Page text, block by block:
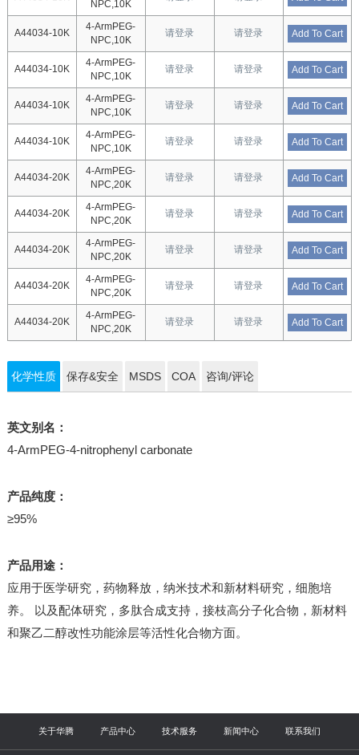
NPC,10K
A44034-10K
4-ArmPEG-
NPC,10K
请登录 请登录 Add To Cart
A44034-10K
4-ArmPEG-
NPC,10K
请登录 请登录 Add To Cart
A44034-10K
4-ArmPEG-
NPC,10K
请登录 请登录 Add To Cart
A44034-10K
4-ArmPEG-
NPC,10K
请登录 请登录 Add To Cart
A44034-20K
4-ArmPEG-
NPC,20K
请登录 请登录 Add To Cart
A44034-20K
4-ArmPEG-
NPC,20K
请登录 请登录 Add To Cart
A44034-20K
4-ArmPEG-
NPC,20K
请登录 请登录 Add To Cart
A44034-20K
4-ArmPEG-
NPC,20K
请登录 请登录 Add To Cart
A44034-20K
4-ArmPEG-
NPC,20K
请登录 请登录 Add To Cart
化学性质 保存&安全 MSDS COA 咨询/评论
英文别名：
4-ArmPEG-4-nitrophenyl carbonate
产品纯度：
≥95%
产品用途：
应用于医学研究，药物释放，纳米技术和新材料研究，细胞培
养。 以及配体研究，多肽合成支持，接枝高分子化合物，新材料
和聚乙二醇改性功能涂层等活性化合物方面。
关于华腾 产品中心 技术服务 新闻中心 联系我们